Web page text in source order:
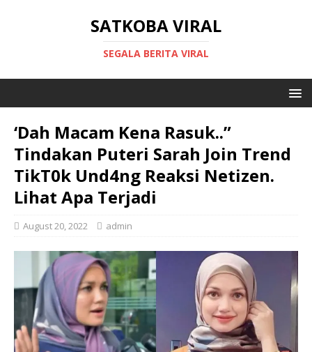
SATKOBA VIRAL
SEGALA BERITA VIRAL
‘Dah Macam Kena Rasuk..”
Tindakan Puteri Sarah Join Trend
TikT0k Und4ng Reaksi Netizen.
Lihat Apa Terjadi
August 20, 2022 admin